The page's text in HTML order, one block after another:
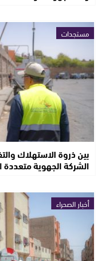
مستجدات
بين ذروة الاستهلاك
الشركة الجهوية
أخبار الصحراء